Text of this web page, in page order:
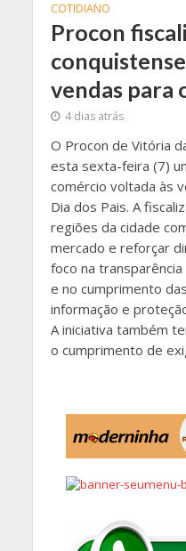
COTIDIANO
Procon
vendas para
4 dias atrás
O Procon de Vitória
esta sexta-feira (7)
comércio voltada às
Dia dos Pais. A
regiões da cidade
mercado e reforçar
foco na
e no cumprimento
informação e
A iniciativa também
o cumprimento de